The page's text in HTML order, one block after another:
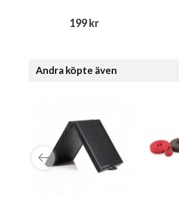
199 kr
Andra köpte även